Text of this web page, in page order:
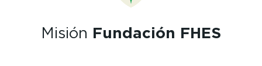
Misión Fundación FHES